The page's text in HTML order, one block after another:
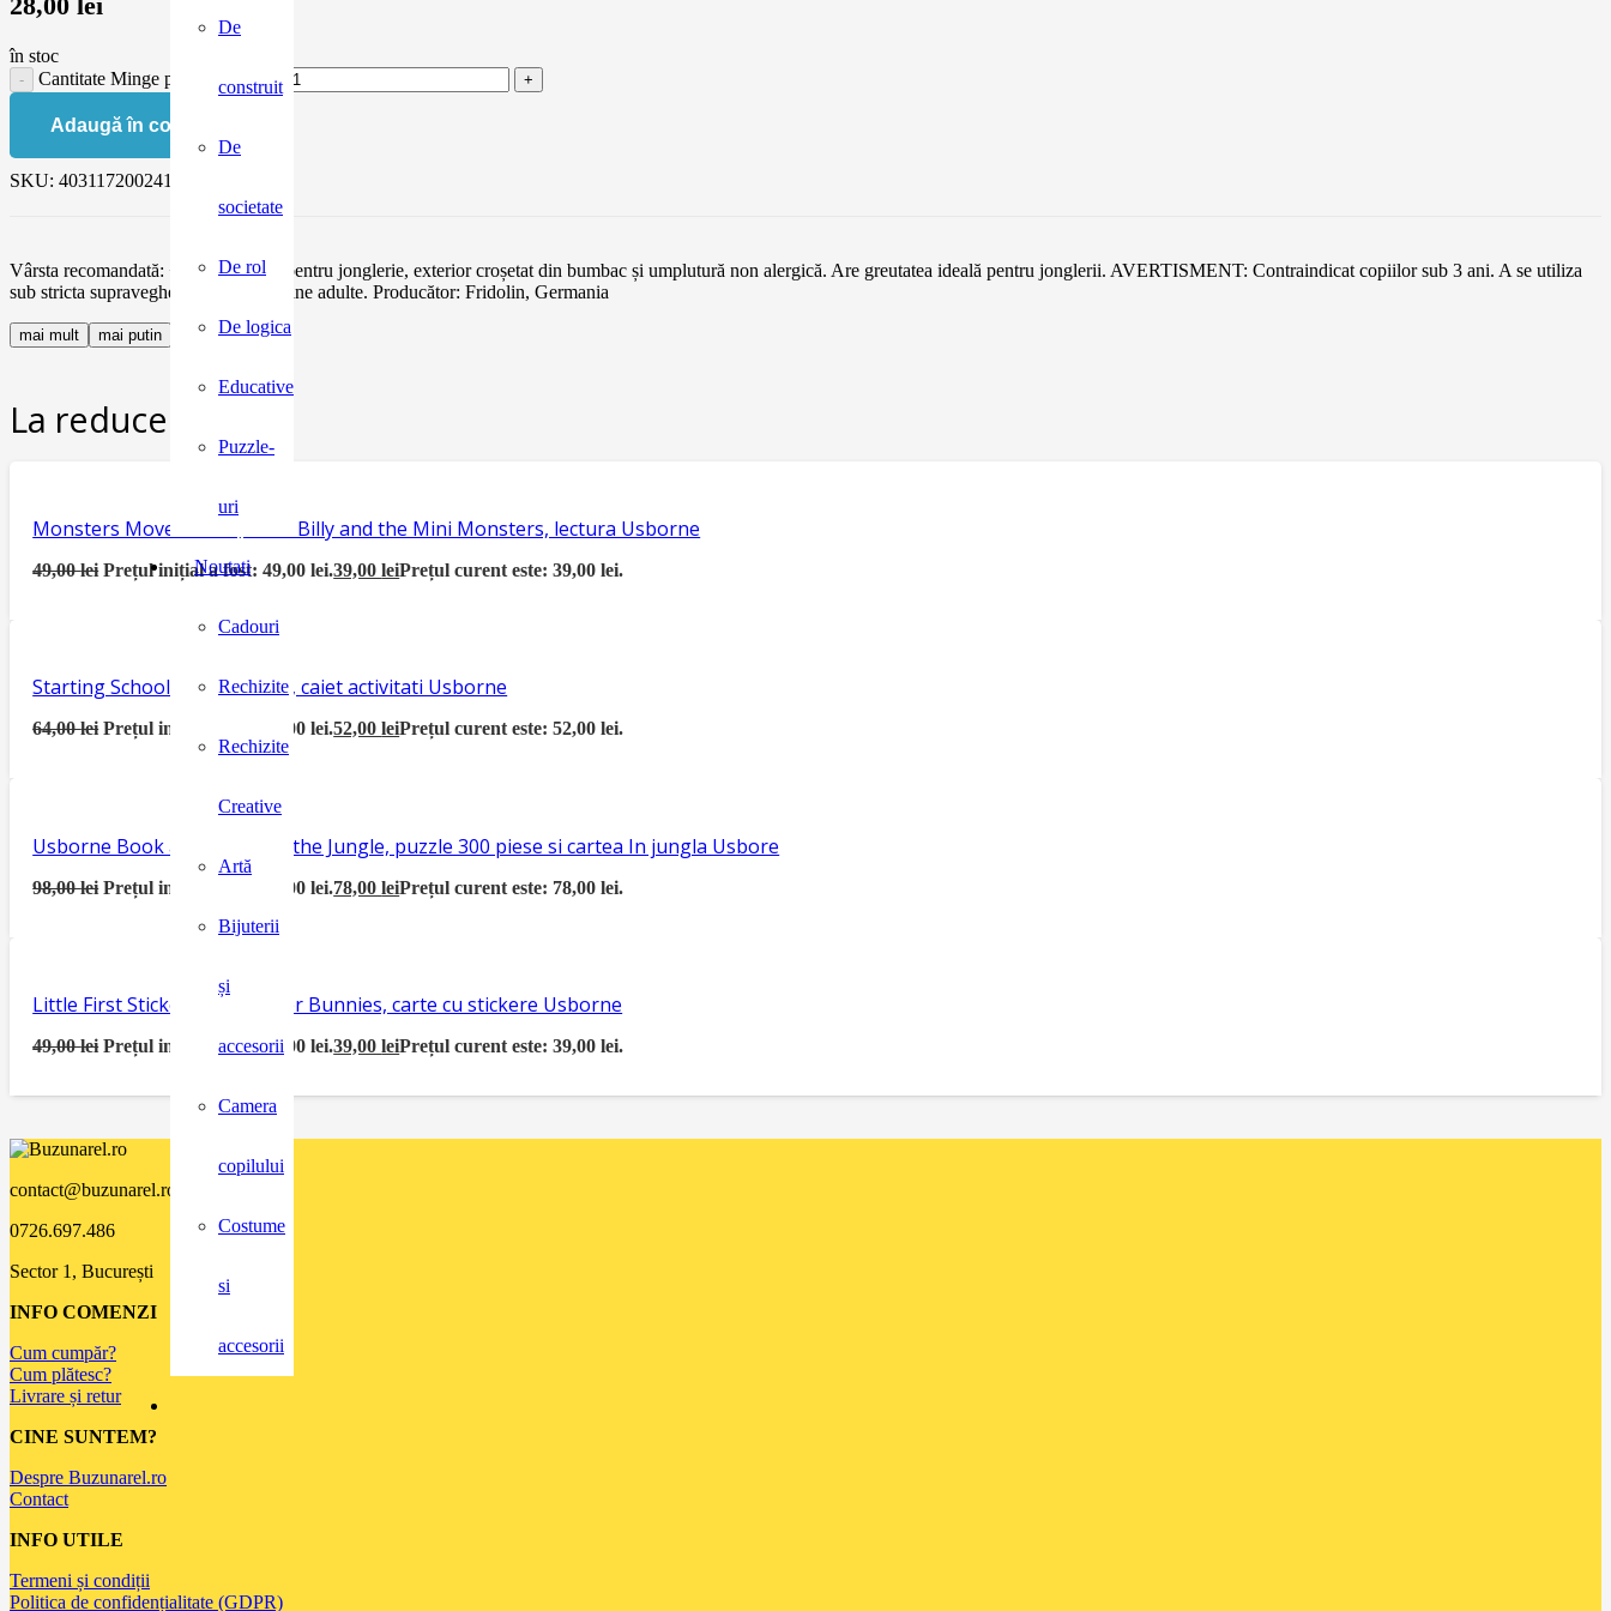
De
construit
De
societate
De rol
De logica
Educative
Puzzle-
uri
Noutati
Cadouri
Rechizite
Rechizite
Creative
Artă
Bijuterii
și
accesorii
Camera
copilului
Costume
si
accesorii
în stoc
Cantitate Minge pentru jonglerie
Adaugă în coș
SKU: 4031172002413
Vârsta recomandată: + 6 ani. Minge pentru jonglerie, exterior croșetat din bumbac și umplutură non alergică. Are greutatea ideală pentru jonglerii. AVERTISMENT: Contraindicat copiilor sub 3 ani. A se utiliza
sub stricta supraveghere a unei persoane adulte. Producător: Fridolin, Germania
mai mult mai putin
La reducere:
Monsters Move House, seria Billy and the Mini Monsters, lectura Usborne
49,00lei Prețul inițial a fost: 49,00 lei.39,00leiPrețul curent este: 39,00 lei.
Starting School Activity Book, caiet activitati Usborne
64,00lei Prețul inițial a fost: 64,00 lei.52,00leiPrețul curent este: 52,00 lei.
Usborne Book and Jigsaw In the Jungle, puzzle 300 piese si cartea In jungla Usbore
98,00lei Prețul inițial a fost: 98,00 lei.78,00leiPrețul curent este: 78,00 lei.
Little First Sticker Book Easter Bunnies, carte cu stickere Usborne
49,00lei Prețul inițial a fost: 49,00 lei.39,00leiPrețul curent este: 39,00 lei.
contact@buzunarel.ro
0726.697.486
Sector 1, București
INFO COMENZI
Cum cumpăr?
Cum plătesc?
Livrare și retur
CINE SUNTEM?
Despre Buzunarel.ro
Contact
INFO UTILE
Termeni și condiții
Politica de confidențialitate (GDPR)